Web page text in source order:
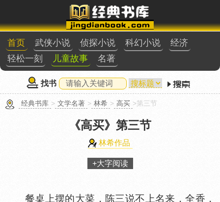
首页 武侠小说 侦探小说 科幻小说
经济
轻松一刻
儿童故事 名著
找书
经典书库 > 文学名著 > 林希 > 高买 >第三节
《高买》 第三节
林希作品
+大字阅读
餐桌上摆的大菜，陈三说不上名来，全香，